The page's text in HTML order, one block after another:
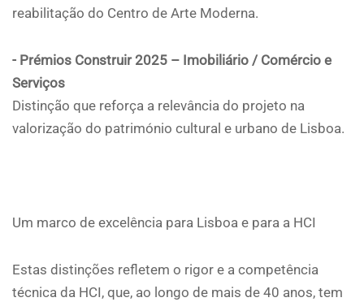
reabilitação do Centro de Arte Moderna.
- Prémios Construir 2025 – Imobiliário / Comércio e
Serviços
Distinção que reforça a relevância do projeto na
valorização do património cultural e urbano de Lisboa.
Um marco de excelência para Lisboa e para a HCI
Estas distinções refletem o rigor e a competência
técnica da HCI, que, ao longo de mais de 40 anos, tem